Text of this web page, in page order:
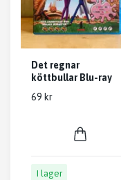
Det regnar
köttbullar Blu-ray
69 kr
I lager